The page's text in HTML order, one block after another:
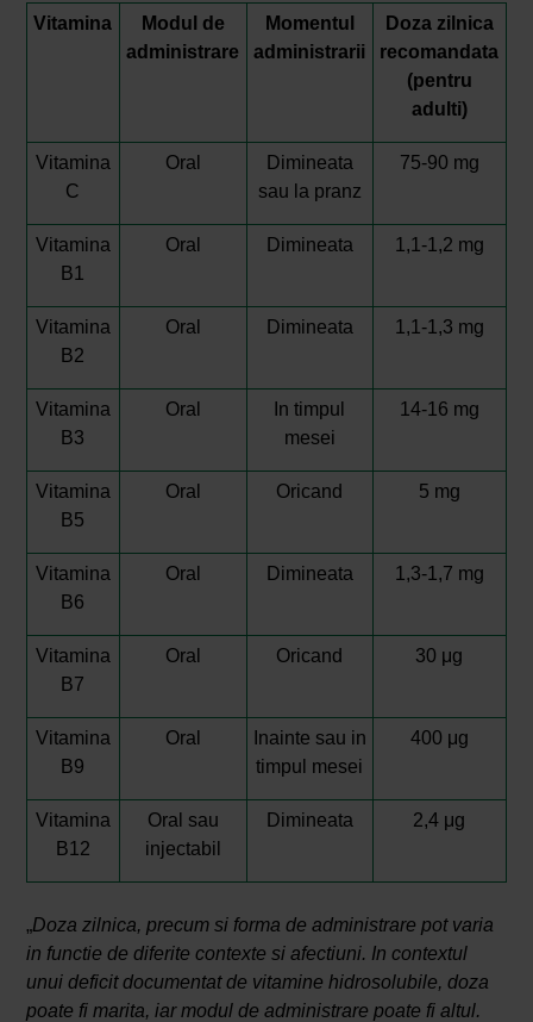
Vitamina
Modul de
administrare
Momentul
administrarii
Doza zilnica
recomandata
(pentru
adulti)
Vitamina
C
Oral
Dimineata
sau la pranz
75-90 mg
Vitamina
B1
Oral Dimineata 1,1-1,2 mg
Vitamina
B2
Oral Dimineata 1,1-1,3 mg
Vitamina
B3
Oral
In timpul
mesei
14-16 mg
Vitamina
B5
Oral Oricand 5 mg
Vitamina
B6
Oral Dimineata 1,3-1,7 mg
Vitamina
B7
Oral Oricand 30 μg
Vitamina
B9
Oral
Inainte sau in
timpul mesei
400 μg
Vitamina
B12
Oral sau
injectabil
Dimineata 2,4 μg
„Doza zilnica, precum si forma de administrare pot varia
in functie de diferite contexte si afectiuni. In contextul
unui deficit documentat de vitamine hidrosolubile, doza
poate fi marita, iar modul de administrare poate fi altul.